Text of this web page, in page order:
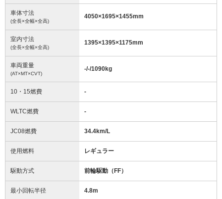
車体寸法
(全長×全幅×全高)
4050×1695×1455mm
室内寸法
(全長×全幅×全高)
1395×1395×1175mm
車両重量
(AT×MT×CVT)
-/-/1090kg
10・15燃費 -
WLTC燃費 -
JC08燃費 34.4km/L
使用燃料 レギュラー
駆動方式 前輪駆動（FF）
最小回転半径 4.8m